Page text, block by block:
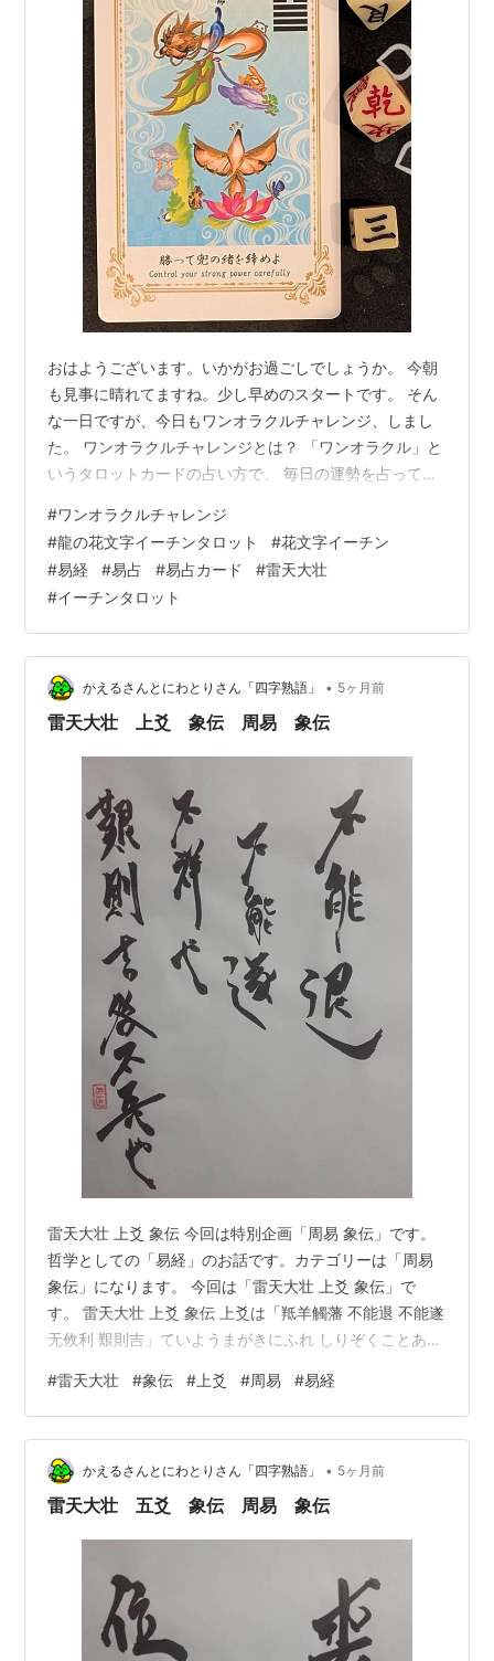
おはようございます。いかがお過ごしでしょうか。 今朝
も見事に晴れてますね。少し早めのスタートです。 そん
な一日ですが、今日もワンオラクルチャレンジ、しまし
た。 ワンオラクルチャレンジとは？ 「ワンオラクル」と
いうタロットカードの占い方で、 毎日の運勢を占ってい
ーチンタロットカード（易占カード）「龍の花文字I-
ChingTarot」で毎朝占ってます。 下の写真が本日実際に
占ったカードです。 本日は雷天大壮（らいてんたいそ
う）三爻でした。 イメージワード：勝って兜の緒を締め
よ 力があるときほど、 勢いに飲まれやすい。 今日は “強
さの使い方を問わ…
#ワンオラクルチャレンジ
#龍の花文字イーチンタロット #花文字イーチン
#易経 #易占 #易占カード #雷天大壮
#イーチンタロット
かえるさんとにわとりさん「四字熟語」 • 5ヶ月前
雷天大壮 上爻 象伝 周易 象伝
雷天大壮 上爻 象伝 今回は特別企画「周易 象伝」です。
哲学としての「易経」のお話です。カテゴリーは「周易
象伝」になります。 今回は「雷天大壮 上爻 象伝」で
す。 雷天大壮 上爻 象伝 上爻は「羝羊觸藩 不能退 不能遂
无攸利 艱則吉」ていようまがきにふれ しりぞくことあた
すなわちきち。 象伝では「象曰 不能退 不能遂 不祥也 艱
則吉 咎不長也」しょういわく ひくことあたわず すすむ
ことあたわずとは つまびらかならざるなり くるしめばき
ちなりとはとがながからずなり。 くるしかったら「吉」
じゃないでしょ。 「吉」は、「ラッキー」や「幸運」
#雷天大壮 #象伝 # 上爻 #周易 #易経
かえるさんとにわとりさん「四字熟語」 • 5ヶ月前
雷天大壮 五爻 象伝 周易 象伝